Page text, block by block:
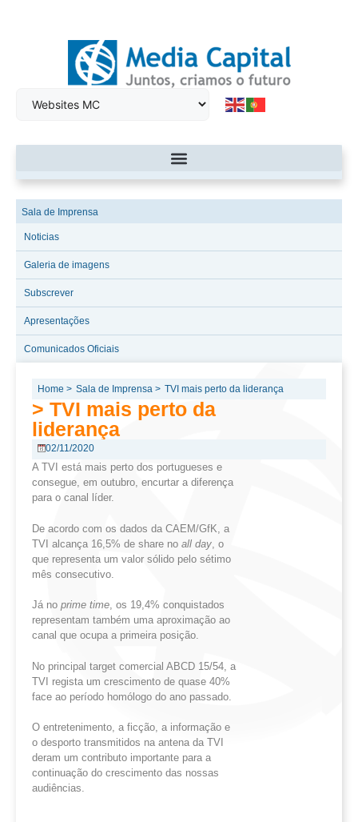
Sala de Imprensa
Noticias
Galeria de imagens
Subscrever
Apresentações
Comunicados Oficiais
Home > Sala de Imprensa > TVI mais perto da liderança
> TVI mais perto da
liderança
02/11/2020
A TVI está mais perto dos portugueses e
consegue, em outubro, encurtar a diferença
para o canal líder.
De acordo com os dados da CAEM/GfK, a
TVI alcança 16,5% de share no all day , o
que representa um valor sólido pelo sétimo
mês consecutivo.
Já no prime time, os 19,4% conquistados
representam também uma aproximação ao
canal que ocupa a primeira posição.
No principal target comercial ABCD 15/54, a
TVI regista um crescimento de quase 40%
face ao período homólogo do ano passado.
O entretenimento, a ficção, a informação e
o desporto transmitidos na antena da TVI
deram um contributo importante para a
continuação do crescimento das nossas
audiências.